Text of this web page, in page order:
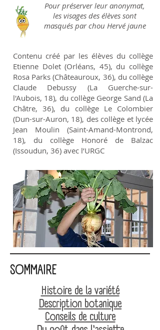
Pour préserver leur anonymat,
les visages des élèves sont
masqués par chou Hervé jaune
Contenu créé par les élèves du collège
Etienne Dolet (Orléans, 45), du collège
Rosa Parks (Châteauroux, 36), du collège
Claude Debussy (La Guerche-sur-
l'Aubois, 18), du collège George Sand (La
Châtre, 36), du collège Le Colombier
(Dun-sur-Auron, 18), des collège et lycée
Jean Moulin (Saint-Amand-Montrond,
18), du collège Honoré de Balzac
(Issoudun, 36) avec l’URGC
SOMMAIRE
Histoire de la variété
Description botanique
Conseils de culture